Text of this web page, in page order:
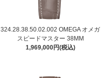
324.28.38.50.02.002 OMEGA オメガ
スピードマスター 38MM
1,969,000円(税込)